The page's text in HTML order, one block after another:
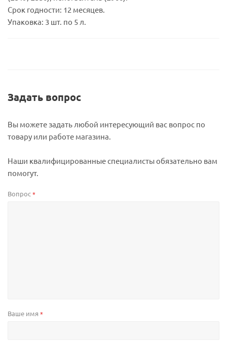
Срок годности: 12 месяцев.
Упаковка: 3 шт. по 5 л.
Задать вопрос
Вы можете задать любой интересующий вас вопрос по
товару или работе магазина.
Наши квалифицированные специалисты обязательно вам
помогут.
Вопрос*
Ваше имя *